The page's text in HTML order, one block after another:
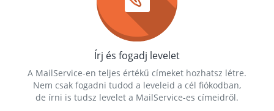
Írj és fogadj levelet
A MailService-en teljes értékű címeket hozhatsz létre.
Nem csak fogadni tudod a leveleid a cél fiókodban,
de írni is tudsz levelet a MailService-es címeidről.